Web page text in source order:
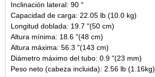
Inclinación lateral: 90 °
Capacidad de carga: 22.05 lb (10.0 kg)
Longitud doblada: 19.7 "(50 cm)
Altura mínima: 18.6 "(48 cm)
Altura máxima: 56.3 "(143 cm)
Diámetro máximo del tubo: 0.9 "(23 mm)
Peso neto (cabeza incluida): 2.56 lb (1.16kg)